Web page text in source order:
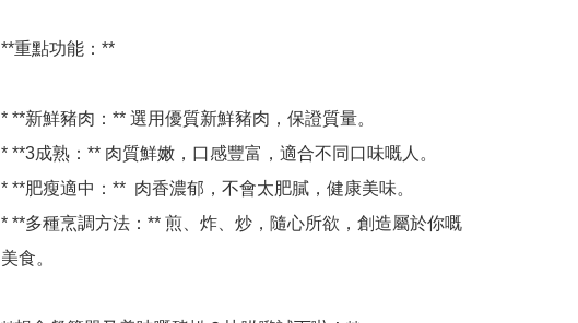
**重點功能：**
* **新鮮豬肉：** 選用優質新鮮豬肉，保證質量。
* **3成熟：** 肉質鮮嫩，口感豐富，適合不同口味嘅人。
* **肥瘦適中：**  肉香濃郁，不會太肥膩，健康美味。
* **多種烹調方法：** 煎、炸、炒，隨心所欲，創造屬於你嘅
美食。